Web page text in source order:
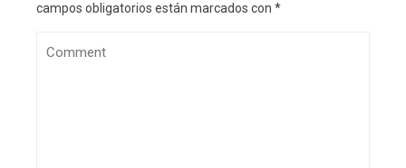
campos obligatorios están marcados con *